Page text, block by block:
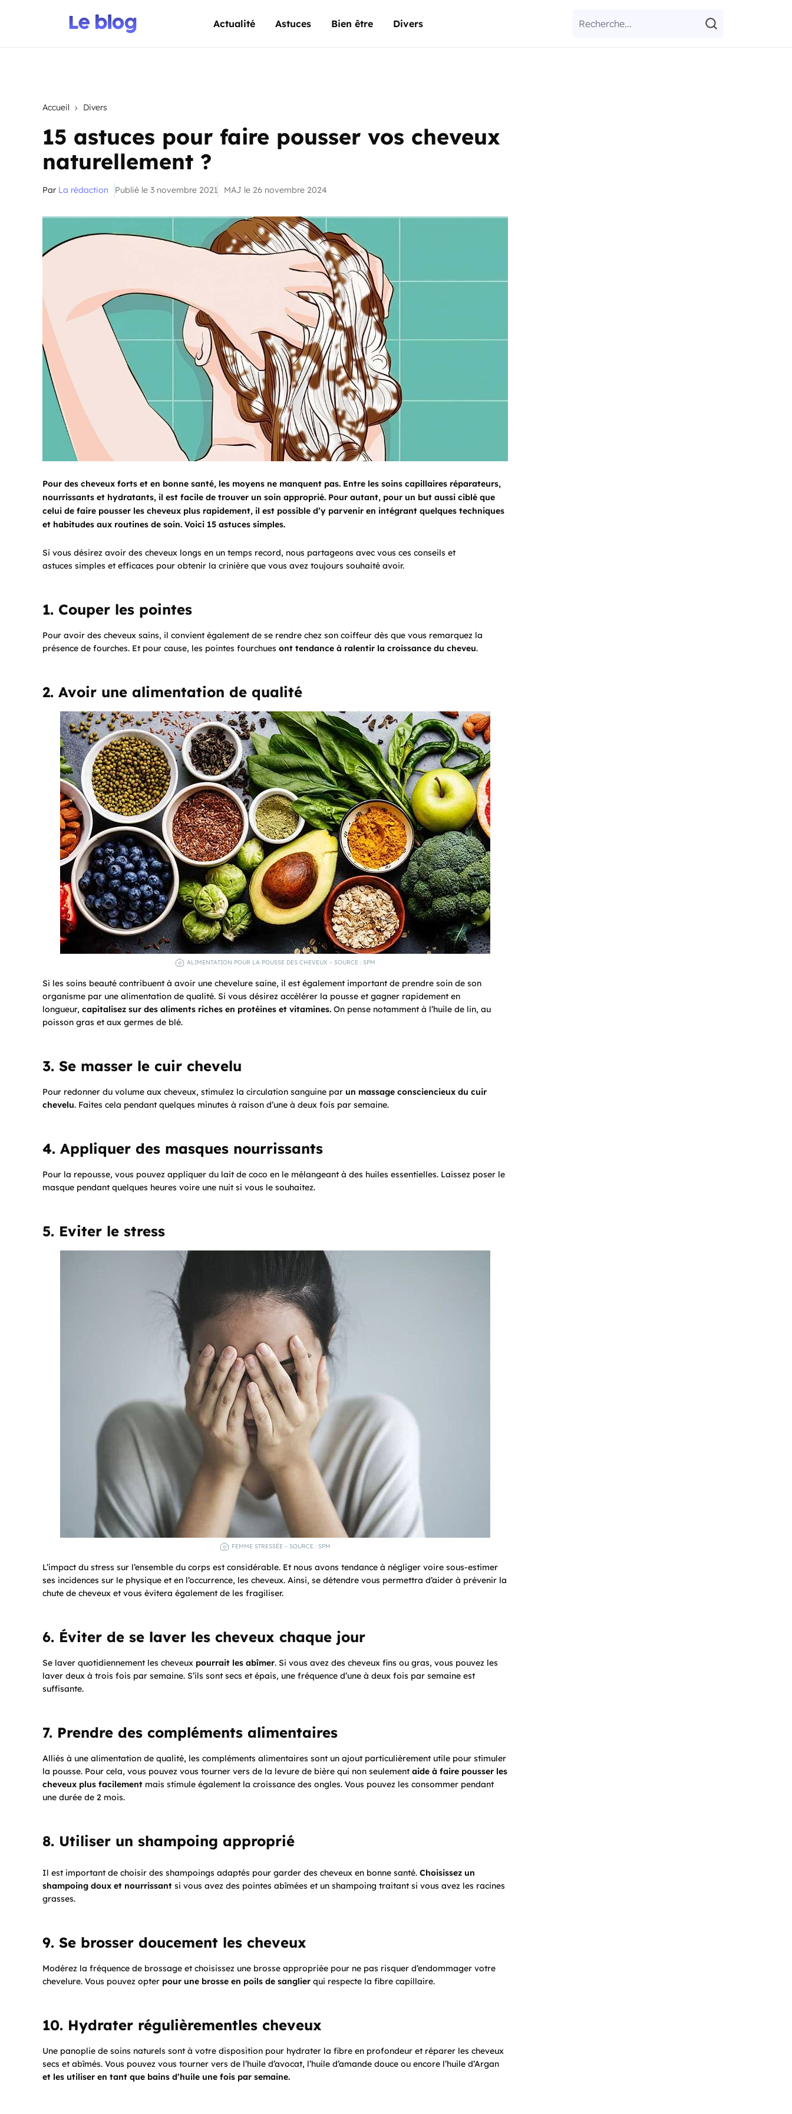
Actualité Astuces Bien être Divers
Accueil Divers
15 astuces pour faire pousser vos cheveux
naturellement ?
Par La rédaction Publié le 3 novembre 2021 MAJ le 26 novembre 2024
Pour des cheveux forts et en bonne santé, les moyens ne manquent pas. Entre les soins capillaires réparateurs,
nourrissants et hydratants, il est facile de trouver un soin approprié. Pour autant, pour un but aussi ciblé que
celui de faire pousser les cheveux plus rapidement, il est possible d’y parvenir en intégrant quelques techniques
et habitudes aux routines de soin. Voici 15 astuces simples.
Si vous désirez avoir des cheveux longs en un temps record, nous partageons avec vous ces conseils et
astuces simples et efficaces pour obtenir la crinière que vous avez toujours souhaité avoir.
1. Couper les pointes
Pour avoir des cheveux sains, il convient également de se rendre chez son coiffeur dès que vous remarquez la
présence de fourches. Et pour cause, les pointes fourchues ont tendance à ralentir la croissance du cheveu.
2. Avoir une alimentation de qualité
ALIMENTATION POUR LA POUSSE DES CHEVEUX – SOURCE : SPM
Si les soins beauté contribuent à avoir une chevelure saine, il est également important de prendre soin de son
organisme par une alimentation de qualité. Si vous désirez accélérer la pousse et gagner rapidement en
longueur, capitalisez sur des aliments riches en protéines et vitamines. On pense notamment à l’huile de lin, au
poisson gras et aux germes de blé.
3. Se masser le cuir chevelu
Pour redonner du volume aux cheveux, stimulez la circulation sanguine par un massage consciencieux du cuir
chevelu. Faites cela pendant quelques minutes à raison d’une à deux fois par semaine.
4. Appliquer des masques nourrissants
Pour la repousse, vous pouvez appliquer du lait de coco en le mélangeant à des huiles essentielles. Laissez poser le
masque pendant quelques heures voire une nuit si vous le souhaitez.
5. Eviter le stress
FEMME STRESSÉE – SOURCE : SPM
L’impact du stress sur l’ensemble du corps est considérable. Et nous avons tendance à négliger voire sous-estimer
ses incidences sur le physique et en l’occurrence, les cheveux. Ainsi, se détendre vous permettra d’aider à prévenir la
chute de cheveux et vous évitera également de les fragiliser.
6. Éviter de se laver les cheveux chaque jour
Se laver quotidiennement les cheveux pourrait les abîmer. Si vous avez des cheveux fins ou gras, vous pouvez les
laver deux à trois fois par semaine. S’ils sont secs et épais, une fréquence d’une à deux fois par semaine est
suffisante.
7. Prendre des compléments alimentaires
Alliés à une alimentation de qualité, les compléments alimentaires sont un ajout particulièrement utile pour stimuler
la pousse. Pour cela, vous pouvez vous tourner vers de la levure de bière qui non seulement aide à faire pousser les
cheveux plus facilement mais stimule également la croissance des ongles. Vous pouvez les consommer pendant
une durée de 2 mois.
8. Utiliser un shampoing approprié
Il est important de choisir des shampoings adaptés pour garder des cheveux en bonne santé. Choisissez un
shampoing doux et nourrissant si vous avez des pointes abîmées et un shampoing traitant si vous avez les racines
grasses.
9. Se brosser doucement les cheveux
Modérez la fréquence de brossage et choisissez une brosse appropriée pour ne pas risquer d’endommager votre
chevelure. Vous pouvez opter pour une brosse en poils de sanglier qui respecte la fibre capillaire.
10. Hydrater régulièrementles cheveux
Une panoplie de soins naturels sont à votre disposition pour hydrater la fibre en profondeur et réparer les cheveux
secs et abîmés. Vous pouvez vous tourner vers de l’huile d’avocat, l’huile d’amande douce ou encore l’huile d’Argan
et les utiliser en tant que bains d’huile une fois par semaine.